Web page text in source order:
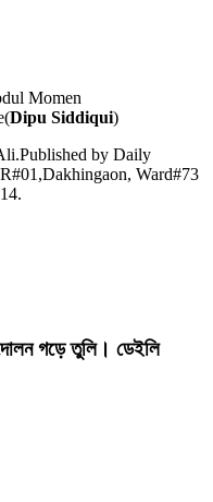
Momen
Dipu Siddiqui)
by Daily
Ward#73
গড়ে তুলি। ডেইলি